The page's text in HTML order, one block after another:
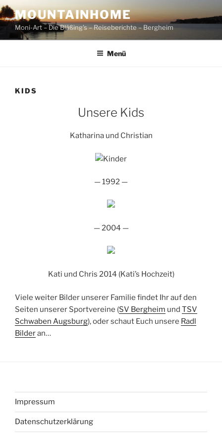
Zum
Inhalt
springen
MOUNTAINHOME
Moni-Art – Die Bläßing's – Reiseberichte – Bergheim
Menü
KIDS
Unsere Kids
Katharina und Christian
— 1992 —
— 2004 —
Kati und Chris 2014 (Kati’s Hochzeit)
Viele weiter Bilder unserer Familie findet Ihr auf den
Seiten unserer Sportvereine (SV Bergheim und TSV
Schwaben Augsburg), oder schaut Euch unsere Radl
Bilderan…
Impressum
Datenschutzerklärung